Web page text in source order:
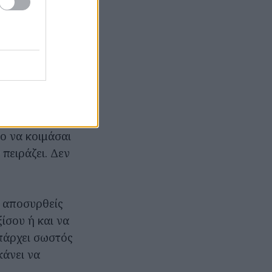
πως κανείς
του ρυθμό
να κοιμάσαι
Δεν
αποσυρθείς
ή και να
σωστός
να